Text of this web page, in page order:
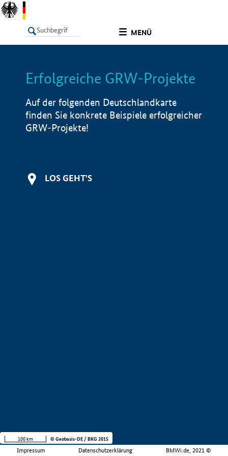
MENÜ
LISTE Info
Erfolgreiche GRW-Projekte
Auf der folgenden Deutschlandkarte
finden Sie konkrete Beispiele erfolgreicher
GRW-Projekte!
LOS GEHT'S
Impressum Datenschutzerklärung BMWi.de, 2021 ©
100 km © Geobasis-DE / BKG 2015